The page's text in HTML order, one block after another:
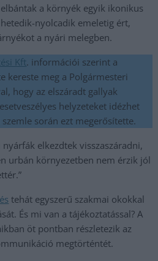
a környék egyik ikonikus
nyolcadik emeletig ért,
a nyári melegben.
Kft. információi szerint a
kereste meg a Polgármesteri
hogy az elszáradt gallyak
helyzeteket idézhet
során ezt megerősítette.
elkezdtek visszaszáradni,
urbán környezetben nem érzik jól
tehát egyszerű szakmai okokkal
És mi van a tájékoztatással? A
öt pontban részletezik az
megtörténtét.